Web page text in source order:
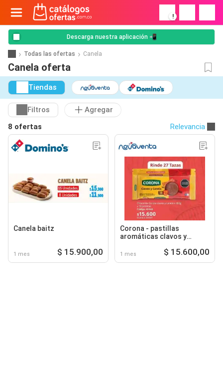
!
Descarga nuestra aplicación 📲
Todas las ofertas Canela
Canela oferta
Tiendas
Filtros
Agregar
8 ofertas
Relevancia
Canela baitz
1 mes $ 15.900,00
Corona - pastillas
aromáticas clavos y
1 mes $ 15.600,00